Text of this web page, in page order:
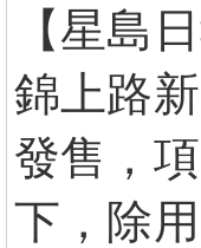
【星島
錦上路
發售，
下，除